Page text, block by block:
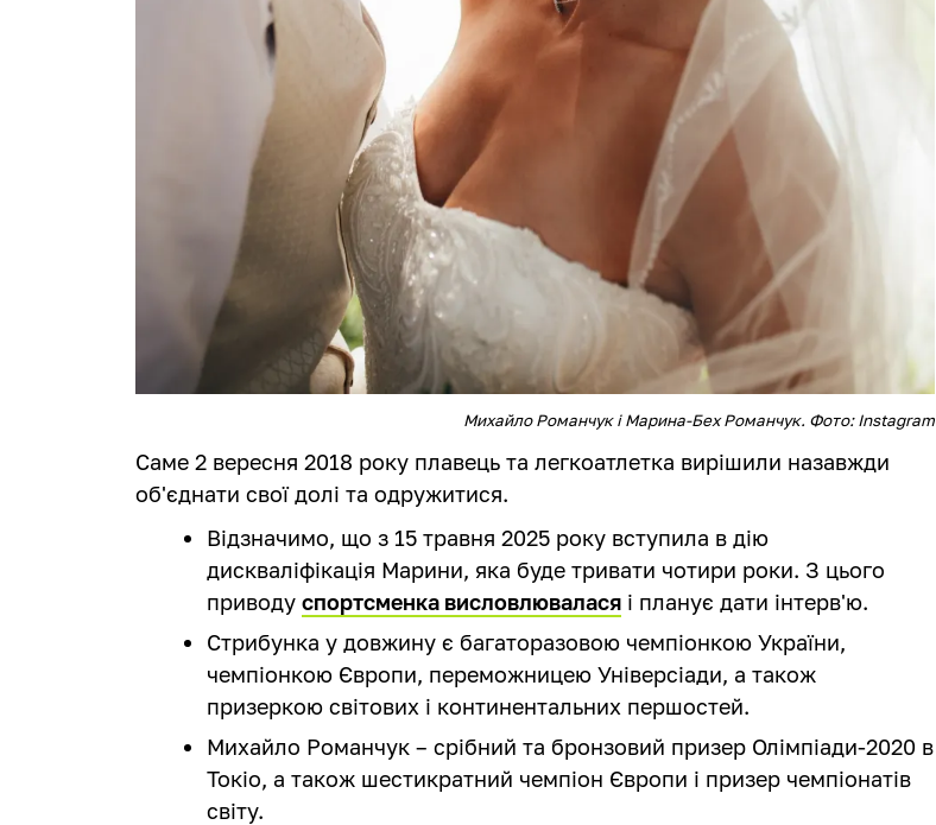
Михайло Романчук і Марина-Бех Романчук. Фото: Instagram
Саме 2 вересня 2018 року плавець та легкоатлетка вирішили назавжди
об'єднати свої долі та одружитися.
Відзначимо, що з 15 травня 2025 року вступила в дію
дискваліфікація Марини, яка буде тривати чотири роки. З цього
приводуспортсменка висловлювалася і планує дати інтерв'ю.
Стрибунка у довжину є багаторазовою чемпіонкою України,
чемпіонкою Європи, переможницею Універсіади, а також
призеркою світових і континентальних першостей.
Михайло Романчук – срібний та бронзовий призер Олімпіади-2020 в
Токіо, а також шестикратний чемпіон Європи і призер чемпіонатів
світу.